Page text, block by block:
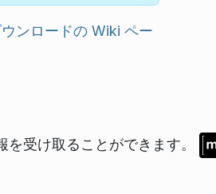
ンロードの Wiki ペー
受け取ることができます。